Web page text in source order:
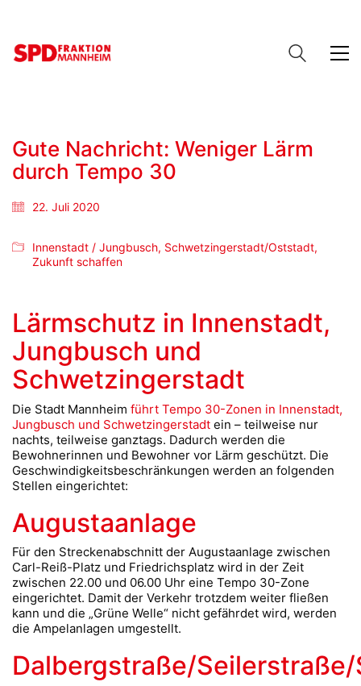
Gute Nachricht: Weniger Lärm
durch Tempo 30
22. Juli 2020
Innenstadt / Jungbusch, Schwetzingerstadt/Oststadt,
Zukunft schaffen
Lärmschutz in Innenstadt,
Jungbusch und
Schwetzingerstadt
Die Stadt Mannheim führt Tempo 30-Zonen in Innenstadt,
Jungbusch und Schwetzingerstadt ein – teilweise nur
nachts, teilweise ganztags. Dadurch werden die
Bewohnerinnen und Bewohner vor Lärm geschützt. Die
Geschwindigkeitsbeschränkungen werden an folgenden
Stellen eingerichtet:
Augustaanlage
Für den Streckenabschnitt der Augustaanlage zwischen
Carl-Reiß-Platz und Friedrichsplatz wird in der Zeit
zwischen 22.00 und 06.00 Uhr eine Tempo 30-Zone
eingerichtet. Damit der Verkehr trotzdem weiter fließen
kann und die „Grüne Welle“ nicht gefährdet wird, werden
die Ampelanlagen umgestellt.
Dalbergstraße/